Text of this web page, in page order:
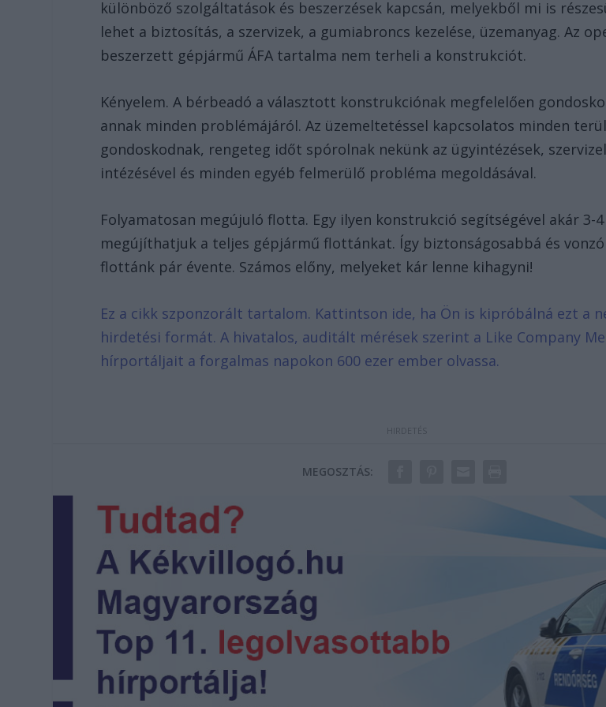
különböző szolgáltatások és beszerzések kapcsán, melyekből mi is
lehet a biztosítás, a szervizek, a gumiabroncs kezelése, üzemanyag. Az
beszerzett gépjármű ÁFA tartalma nem terheli a konstrukciót.
Kényelem. A bérbeadó a választott konstrukciónak megfelelően
annak minden problémájáról. Az üzemeltetéssel kapcsolatos minden
gondoskodnak, rengeteg időt spórolnak nekünk az ügyintézések,
intézésével és minden egyéb felmerülő probléma megoldásával.
Folyamatosan megújuló flotta. Egy ilyen konstrukció segítségével akár 3-
megújíthatjuk a teljes gépjármű flottánkat. Így biztonságosabbá és
flottánk pár évente. Számos előny, melyeket kár lenne kihagyni!
Ez a cikk szponzorált tartalom. Kattintson ide, ha Ön is kipróbálná ezt a
hirdetési formát. A hivatalos, auditált mérések szerint a Like Company
hírportáljait a forgalmas napokon 600 ezer ember olvassa.
MEGOSZTÁS: